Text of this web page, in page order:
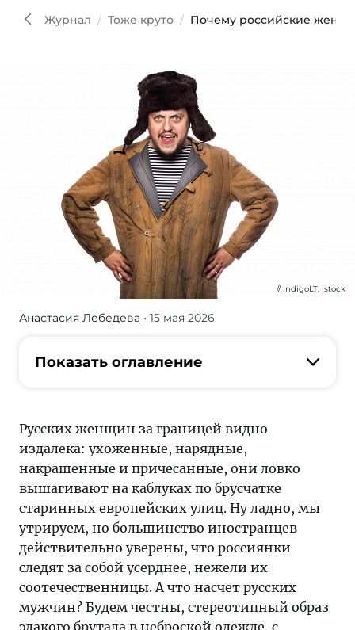
Журнал Тоже круто Почему российские
IndigoLT, istock
Журнал/
российские
мужчины
забавные
и
яркие
из
Анастасия Лебедева • 15 мая 2026
Показать оглавление
Русских женщин за границей видно
издалека: ухоженные, нарядные,
накрашенные и причесанные, они ловко
вышагивают на каблуках по брусчатке
старинных европейских улиц. Ну ладно, мы
утрируем, но большинство иностранцев
действительно уверены, что россиянки
следят за собой усерднее, нежели их
соотечественницы. А что насчет русских
мужчин? Будем честны, стереотипный образ
эдакого брутала в неброской одежде, с